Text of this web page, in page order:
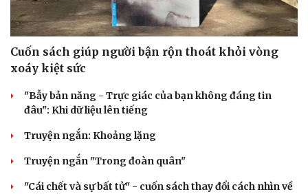
Cuốn sách giúp người bận rộn thoát khỏi vòng
xoáy kiệt sức
"Bẫy bản năng - Trực giác của bạn không đáng tin
đâu": Khi dữ liệu lên tiếng
Truyện ngắn: Khoảng lặng
Truyện ngắn "Trong đoàn quân"
"Cái chết và sự bất tử" - cuốn sách thay đổi cách nhìn về